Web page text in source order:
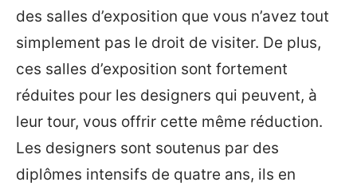
des salles d’exposition que vous n’avez tout
simplement pas le droit de visiter. De plus,
ces salles d’exposition sont fortement
réduites pour les designers qui peuvent, à
leur tour, vous offrir cette même réduction.
Les designers sont soutenus par des
diplômes intensifs de quatre ans, ils en